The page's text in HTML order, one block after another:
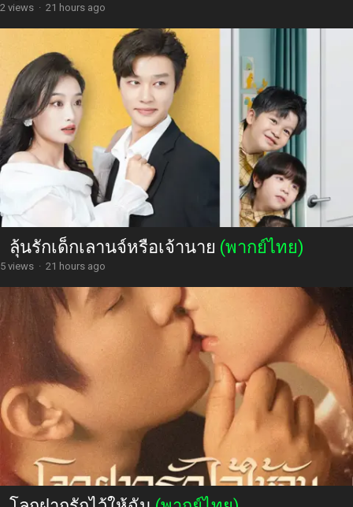
2 views · 21 hours ago
ลุ้นรักเด็กเลานจ์หรือเจ้านาย (พากย์ไทย)
5 views · 21 hours ago